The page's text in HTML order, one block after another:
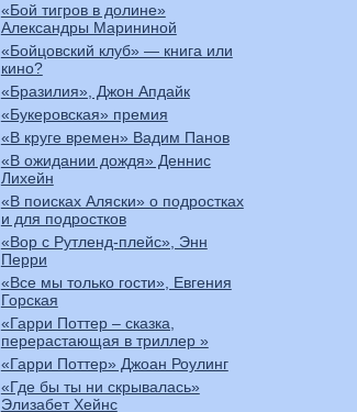
«Бой тигров в долине»
Александры Марининой
«Бойцовский клуб» — книга или
кино?
«Бразилия», Джон Апдайк
«Букеровская» премия
«В круге времен» Вадим Панов
«В ожидании дождя» Деннис
Лихейн
«В поисках Аляски» о подростках
и для подростков
«Вор с Рутленд-плейс», Энн
Перри
«Все мы только гости», Евгения
Горская
«Гарри Поттер – сказка,
перерастающая в триллер »
«Гарри Поттер» Джоан Роулинг
«Где бы ты ни скрывалась»
Элизабет Хейнс